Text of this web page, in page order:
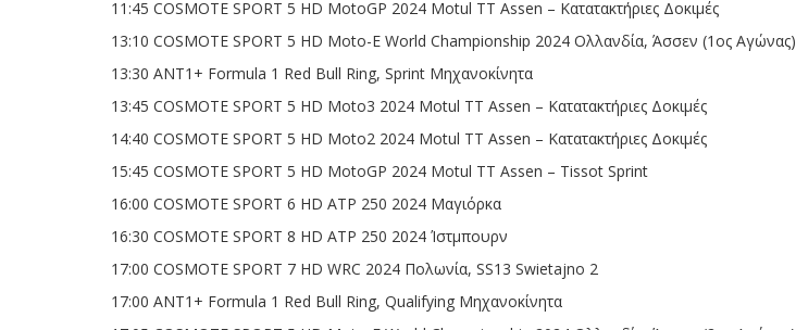
11:45 COSMOTE SPORT 5 HD MotoGP 2024 Motul TT Assen – Κατατακτήριες Δοκιμές
13:10 COSMOTE SPORT 5 HD Moto-E World Championship 2024 Ολλανδία, Άσσεν (1ος Αγώνας)
13:30 ΑΝΤ1+ Formula 1 Red Bull Ring, Sprint Μηχανοκίνητα
13:45 COSMOTE SPORT 5 HD Moto3 2024 Motul TT Assen – Κατατακτήριες Δοκιμές
14:40 COSMOTE SPORT 5 HD Moto2 2024 Motul TT Assen – Κατατακτήριες Δοκιμές
15:45 COSMOTE SPORT 5 HD MotoGP 2024 Motul TT Assen – Tissot Sprint
16:00 COSMOTE SPORT 6 HD ATP 250 2024 Μαγιόρκα
16:30 COSMOTE SPORT 8 HD ATP 250 2024 Ίστµπουρν
17:00 COSMOTE SPORT 7 HD WRC 2024 Πολωνία, SS13 Swietajno 2
17:00 ΑΝΤ1+ Formula 1 Red Bull Ring, Qualifying Μηχανοκίνητα